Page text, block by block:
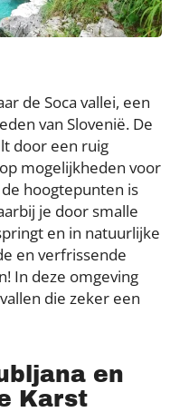
de Soca vallei, een
van Slovenië. De
door een ruig
mogelijkheden voor
hoogtepunten is
je door smalle
en in natuurlijke
en verfrissende
In deze omgeving
die zeker een
en
Karst